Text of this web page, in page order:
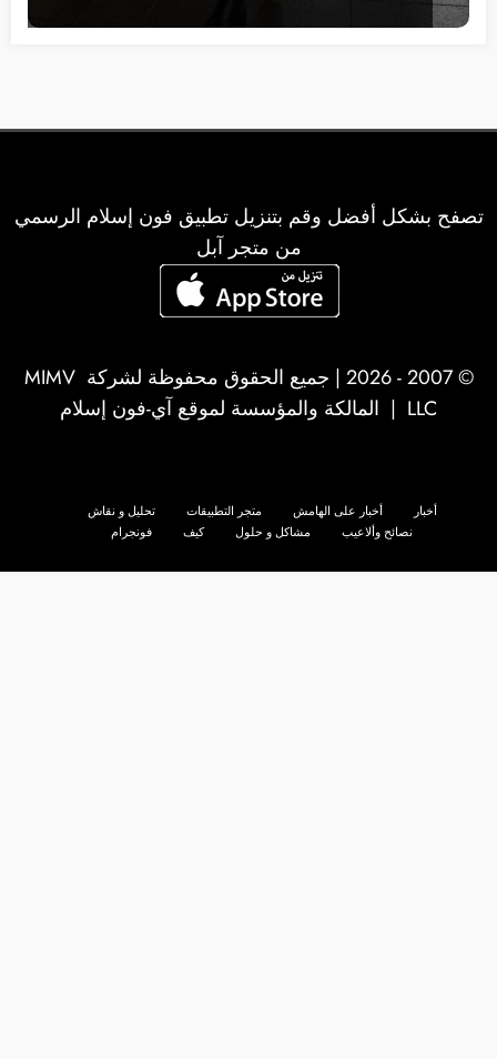
تصفح بشكل أفضل وقم بتنزيل تطبيق فون إسلام الرسمي
من متجر آبل
© 2007 - 2026 | جميع الحقوق محفوظة لشركة
MIMV
LLC | المالكة والمؤسسة لموقع آي-فون إسلام
أخبار أخبار على الهامش متجر التطبيقات
تحليل و نقاش
نصائح وألاعيب
مشاكل و حلول كيف فونجرام